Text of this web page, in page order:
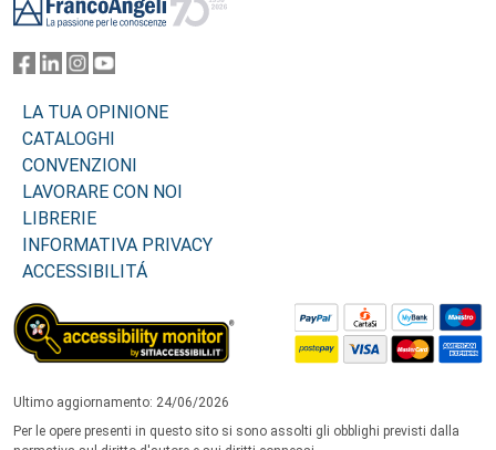
LA TUA OPINIONE
CATALOGHI
CONVENZIONI
LAVORARE CON NOI
LIBRERIE
INFORMATIVA PRIVACY
ACCESSIBILITÁ
Ultimo aggiornamento: 24/06/2026
Per le opere presenti in questo sito si sono assolti gli obblighi previsti dalla